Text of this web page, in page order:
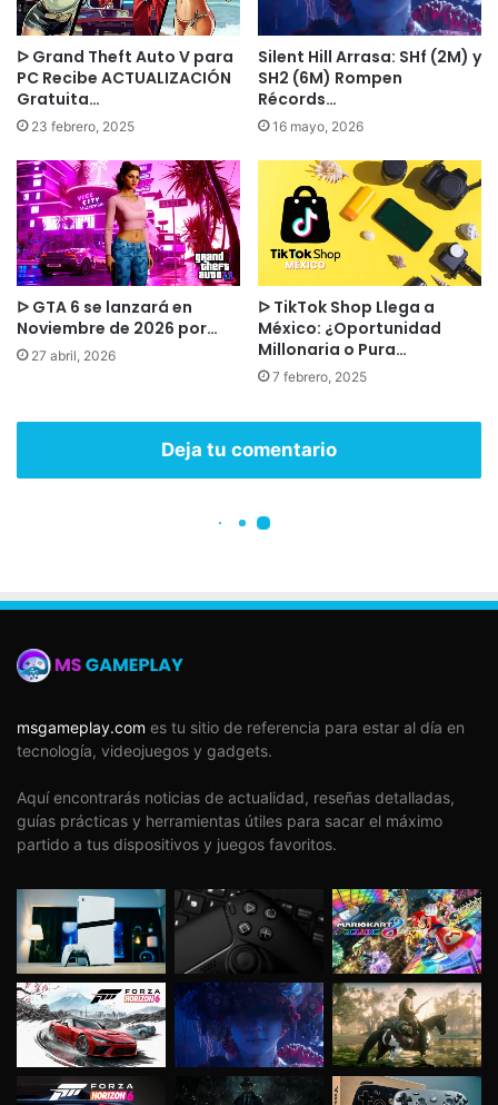
ᐅ Apple iPhone 17: Diseño y novedades
del nuevo lanzamiento
💡Tip:Si quieres seguir de cerca el desarrollo,
activa las notificaciones del blog oficial de
Unknown Worlds. Allí publican hojas de ruta
actualizadas cada dos semanas.
¿Merece la pena comprar
Subnautica 2 ahora?
Depende de tu perfil de jugador:
importa ver spoilers del mapa y de las
revivir la magia con amigos.
Si eres de los que prefieren juegos completos y
segundo gran parche (previsto para septiembre
rendimiento.
Si valoras el precio, ahora cuesta $30 USD. En
$50. Si estás seguro de que te gustará,
comprar ahora es un ahorro.
Lo que dice la crítica temprana(basada en
Steam y Metacritic):
msgameplay.com es tu sitio de referencia para estar al día en
tecnología, videojuegos y gadgets.
Aquí encontrarás noticias de actualidad, reseñas detalladas,
guías prácticas y herramientas útiles para sacar el máximo
partido a tus dispositivos y juegos favoritos.